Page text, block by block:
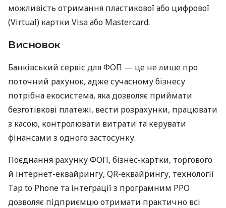
можливість отримання пластикової або цифрової
(Virtual) картки Visa або Mastercard.
Висновок
Банківський сервіс для ФОП — це не лише про
поточний рахунок, адже сучасному бізнесу
потрібна екосистема, яка дозволяє приймати
безготівкові платежі, вести розрахунки, працювати
з касою, контролювати витрати та керувати
фінансами з одного застосунку.
Поєднання рахунку ФОП, бізнес-картки, торгового
й інтернет-еквайрингу, QR-еквайрингу, технології
Tap to Phone та інтеграції з програмним РРО
дозволяє підприємцю отримати практично всі